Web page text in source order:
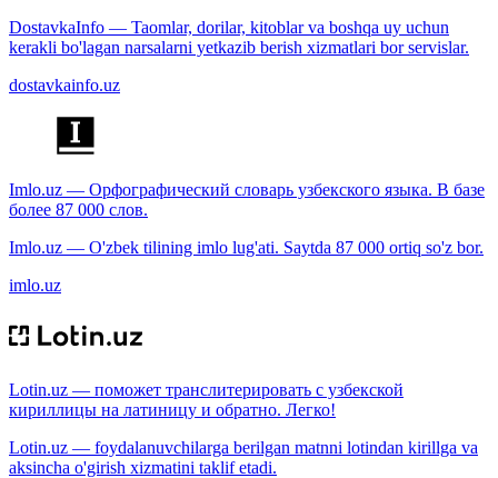
DostavkaInfo — Taomlar, dorilar, kitoblar va boshqa uy uchun
kerakli bo'lagan narsalarni yetkazib berish xizmatlari bor servislar.
dostavkainfo.uz
Imlo.uz — Орфографический словарь узбекского языка. В базе
более 87 000 слов.
Imlo.uz — O'zbek tilining imlo lug'ati. Saytda 87 000 ortiq so'z bor.
imlo.uz
Lotin.uz — поможет транслитерировать с узбекской
кириллицы на латиницу и обратно. Легко!
Lotin.uz — foydalanuvchilarga berilgan matnni lotindan kirillga va
aksincha o'girish xizmatini taklif etadi.